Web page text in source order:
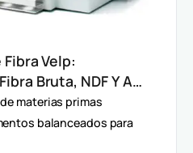
Fibra Velp:
Bruta, NDF Y ADF
materias primas
balanceados para